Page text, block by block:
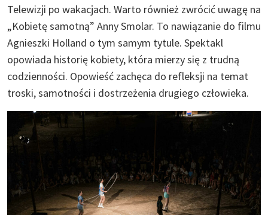
Telewizji po wakacjach. Warto również zwrócić uwagę na
„Kobietę samotną” Anny Smolar. To nawiązanie do filmu
Agnieszki Holland o tym samym tytule. Spektakl
opowiada historię kobiety, która mierzy się z trudną
codzienności. Opowieść zachęca do refleksji na temat
troski, samotności i dostrzeżenia drugiego człowieka.